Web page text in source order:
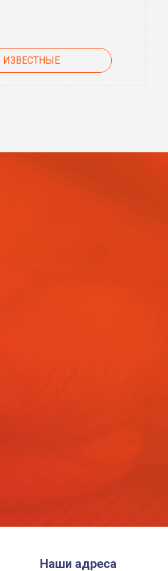
ИЗВЕСТНЫЕ
Наши адреса